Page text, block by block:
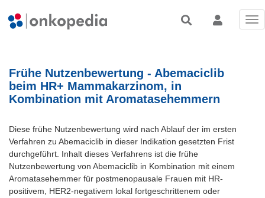
Frühe Nutzenbewertung - Abemaciclib
beim HR+ Mammakarzinom, in
Kombination mit Aromatasehemmern
Diese frühe Nutzenbewertung wird nach Ablauf der im ersten
Verfahren zu Abemaciclib in dieser Indikation gesetzten Frist
durchgeführt. Inhalt dieses Verfahrens ist die frühe
Nutzenbewertung von Abemaciclib in Kombination mit einem
Aromatasehemmer für postmenopausale Frauen mit HR-
positivem, HER2-negativem lokal fortgeschrittenem oder